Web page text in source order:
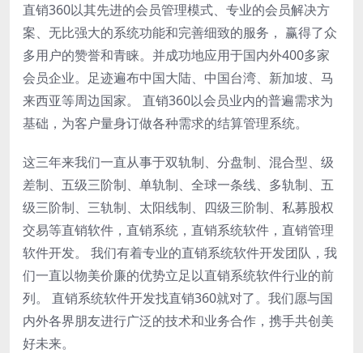
直销360以其先进的会员管理模式、专业的会员解决方
案、无比强大的系统功能和完善细致的服务， 赢得了众
多用户的赞誉和青睐。并成功地应用于国内外400多家
会员企业。足迹遍布中国大陆、中国台湾、新加坡、马
来西亚等周边国家。 直销360以会员业内的普遍需求为
基础，为客户量身订做各种需求的结算管理系统。
这三年来我们一直从事于双轨制、分盘制、混合型、级
差制、五级三阶制、单轨制、全球一条线、多轨制、五
级三阶制、三轨制、太阳线制、四级三阶制、私募股权
交易等直销软件，直销系统，直销系统软件，直销管理
软件开发。 我们有着专业的直销系统软件开发团队，我
们一直以物美价廉的优势立足以直销系统软件行业的前
列。 直销系统软件开发找直销360就对了。我们愿与国
内外各界朋友进行广泛的技术和业务合作，携手共创美
好未来。